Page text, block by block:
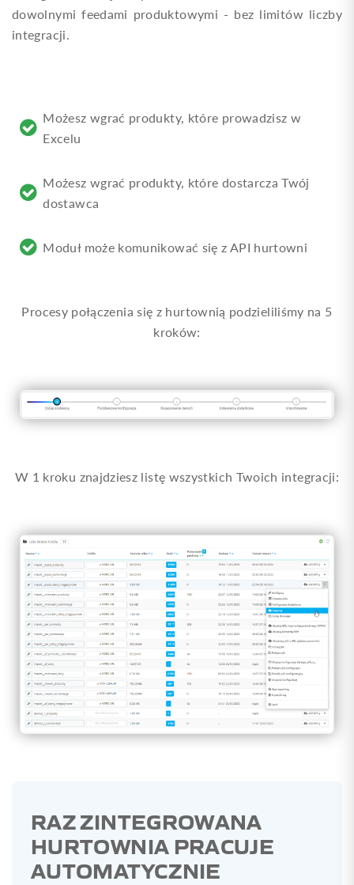
dowolnymi feedami produktowymi - bez limitów liczby
integracji.
Możesz wgrać produkty, które prowadzisz w
Excelu
Możesz wgrać produkty, które dostarcza Twój
dostawca
Moduł może komunikować się z API hurtowni
Procesy połączenia się z hurtownią podzieliliśmy na 5
kroków:
W 1 kroku znajdziesz listę wszystkich Twoich integracji:
RAZ ZINTEGROWANA
HURTOWNIA PRACUJE
AUTOMATYCZNIE